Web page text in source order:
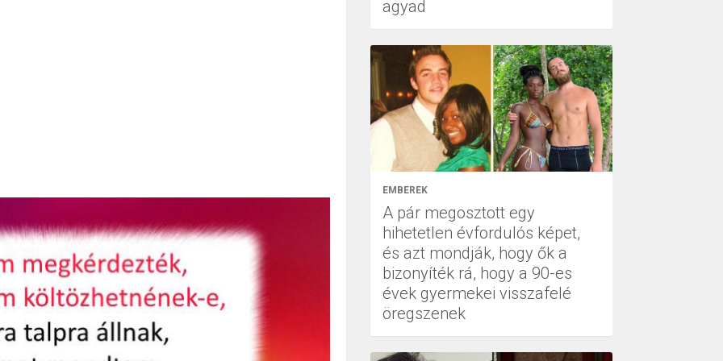
agyad
EMBEREK
A pár megosztott egy
hihetetlen évfordulós képet,
és azt mondják, hogy ők a
bizonyíték rá, hogy a 90-es
évek gyermekei visszafelé
öregszenek